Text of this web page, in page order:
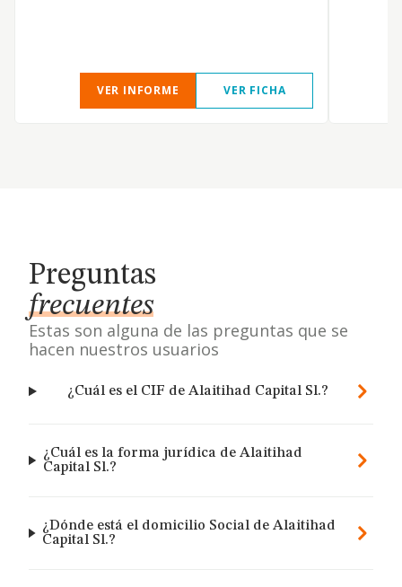
VER INFORME VER FICHA
Preguntas
frecuentes
Estas son alguna de las preguntas que se
hacen nuestros usuarios
¿Cuál es el CIF de Alaitihad Capital Sl.?
¿Cuál es la forma jurídica de Alaitihad
Capital Sl.?
¿Dónde está el domicilio Social de Alaitihad
Capital Sl.?